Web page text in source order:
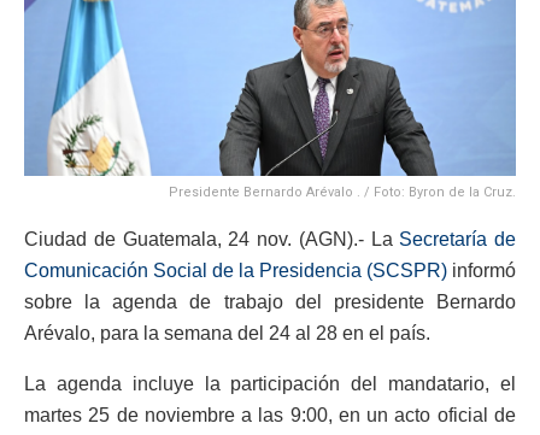
Presidente Bernardo Arévalo . / Foto: Byron de la Cruz.
Ciudad de Guatemala, 24 nov. (AGN).- La Secretaría de
Comunicación Social de la Presidencia (SCSPR) informó
sobre la agenda de trabajo del presidente Bernardo
Arévalo, para la semana del 24 al 28 en el país.
La agenda incluye la participación del mandatario, el
martes 25 de noviembre a las 9:00, en un acto oficial de